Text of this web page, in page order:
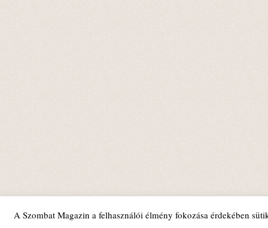
A Szombat Magazin a felhasználói élmény fokozása érdekében